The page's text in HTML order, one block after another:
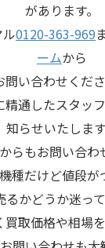
相談い
SE-
揺らぎ
です。査
出し、
生ヘッ
各入力端
ントロ ...
替、
位相
ォノ
ード
接続
ョン
有無
しま
があります。
0120-363-969
ームから
問い合わせくださ
精通したスタッ
知らせいたします
らもお問い合わ
種だけど値段が
るかどうか迷って
買取価格や相場